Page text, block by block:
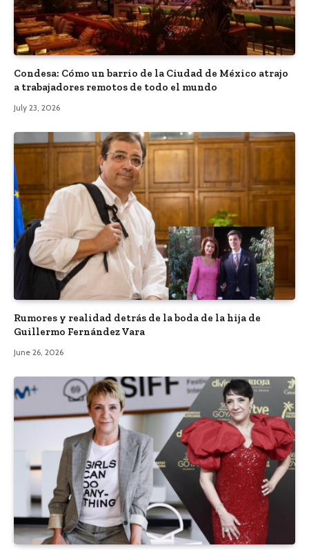
Condesa: Cómo un barrio de la Ciudad de México atrajo
a trabajadores remotos de todo el mundo
July 23, 2026
Rumores y realidad detrás de la boda de la hija de
Guillermo Fernández Vara
June 26, 2026